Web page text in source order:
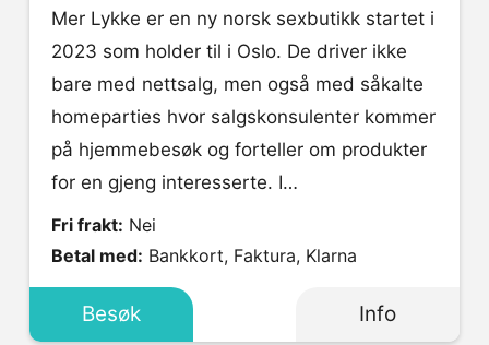
Mer Lykke er en ny norsk sexbutikk startet i
2023 som holder til i Oslo. De driver ikke
bare med nettsalg, men også med såkalte
homeparties hvor salgskonsulenter kommer
på hjemmebesøk og forteller om produkter
for en gjeng interesserte. I…
Fri frakt: Nei
Betal med: Bankkort, Faktura, Klarna
Besøk Info